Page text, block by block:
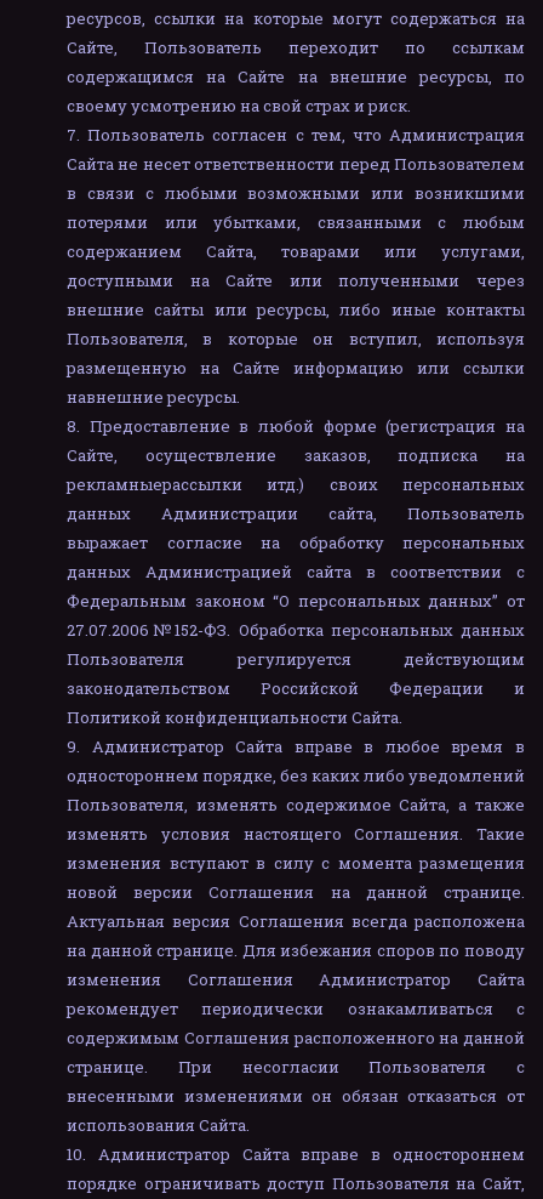
ресурсов, ссылки на которые могут содержаться на
Сайте, Пользователь переходит по ссылкам
содержащимся на Сайте на внешние ресурсы, по
своему усмотрению на свой страх и риск.
Пользователь согласен с тем, что Администрация
Сайта не несет ответственности перед Пользователем
в связи с любыми возможными или возникшими
потерями или убытками, связанными с любым
содержанием Сайта, товарами или услугами,
доступными на Сайте или полученными через
внешние сайты или ресурсы, либо иные контакты
Пользователя, в которые он вступил, используя
размещенную на Сайте информацию или ссылки
навнешние ресурсы.
Предоставление в любой форме (регистрация на
Сайте, осуществление заказов, подписка на
рекламныерассылки итд.) своих персональных
данных Администрации сайта, Пользователь
выражает согласие на обработку персональных
данных Администрацией сайта в соответствии с
Федеральным законом “О персональных данных” от
27.07.2006№152-ФЗ. Обработка персональных данных
Пользователя регулируется действующим
законодательством Российской Федерации и
Политикой конфиденциальности Сайта.
Администратор Сайта вправе в любое время в
одностороннем порядке, без каких либо уведомлений
Пользователя, изменять содержимое Сайта, а также
изменять условия настоящего Соглашения. Такие
изменения вступают в силу с момента размещения
новой версии Соглашения на данной странице.
Актуальная версия Соглашения всегда расположена
на данной странице. Для избежания споров по поводу
изменения Соглашения Администратор Сайта
рекомендует периодически ознакамливаться с
содержимым Соглашения расположенного на данной
странице. При несогласии Пользователя с
внесенными изменениями он обязан отказаться от
использования Сайта.
Администратор Сайта вправе в одностороннем
порядке ограничивать доступ Пользователя на Сайт,